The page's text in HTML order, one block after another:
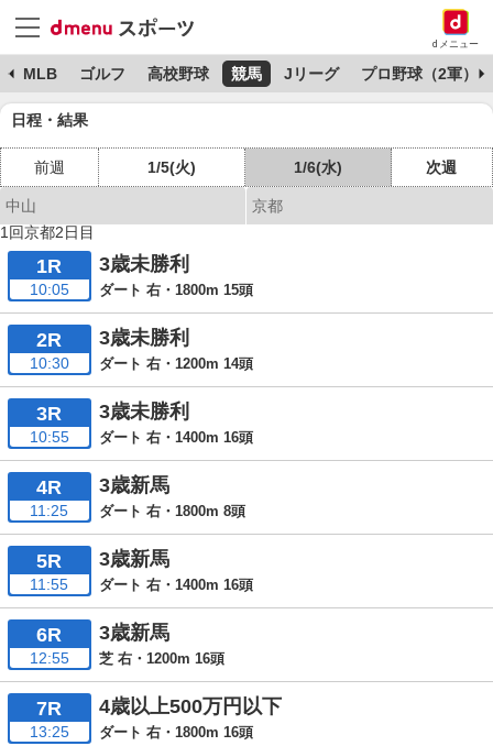
dメニュー
MLB ゴルフ 高校野球 競馬 Jリーグ プロ野球（2軍）
日程・結果
前週 1/5(火) 1/6(水) 次週
中山
京都
1回京都2日目
1R
10:05
3歳未勝利
ダート 右・1800m 15頭
2R
10:30
3歳未勝利
ダート 右・1200m 14頭
3R
10:55
3歳未勝利
ダート 右・1400m 16頭
4R
11:25
3歳新馬
ダート 右・1800m 8頭
5R
11:55
3歳新馬
ダート 右・1400m 16頭
6R
12:55
3歳新馬
芝 右・1200m 16頭
7R
13:25
4歳以上500万円以下
ダート 右・1800m 16頭